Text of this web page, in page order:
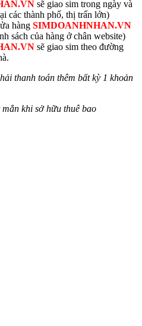
sẽ giao sim trong ngày và
các thành phố, thị trấn lớn)
hàng SIMDOANHNHAN.VN
sách của hàng ở chân website)
sẽ giao sim theo đường
thanh toán thêm bất kỳ 1 khoản
khi sở hữu thuê bao